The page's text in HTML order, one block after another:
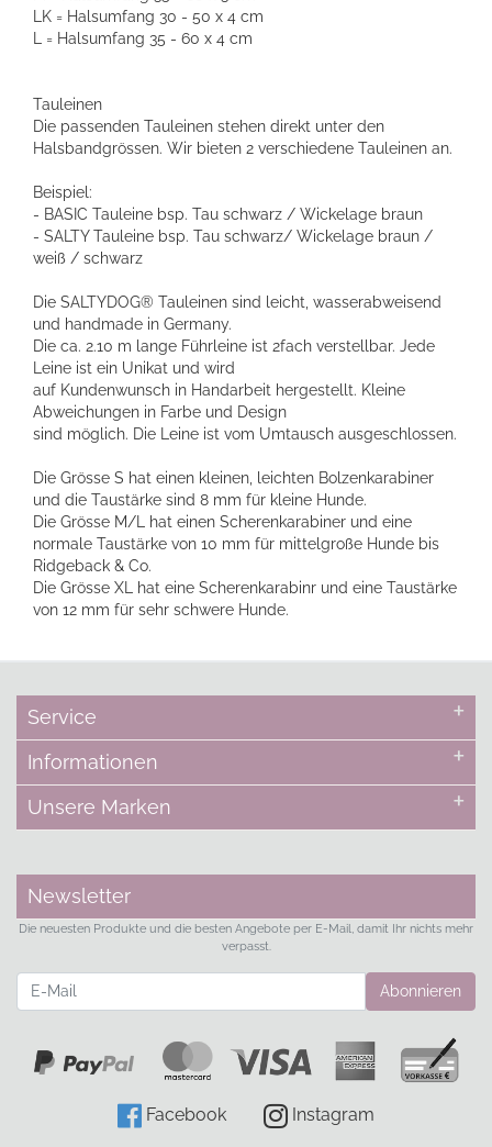
LK = Halsumfang 30 - 50 x 4 cm
L = Halsumfang 35 - 60 x 4 cm
Tauleinen
Die passenden Tauleinen stehen direkt unter den
Halsbandgrössen. Wir bieten 2 verschiedene Tauleinen an.
Beispiel:
- BASIC Tauleine bsp. Tau schwarz / Wickelage braun
- SALTY Tauleine bsp. Tau schwarz/ Wickelage braun /
weiß / schwarz
Die SALTYDOG® Tauleinen sind leicht, wasserabweisend
und handmade in Germany.
Die ca. 2.10 m lange Führleine ist 2fach verstellbar. Jede
Leine ist ein Unikat und wird
auf Kundenwunsch in Handarbeit hergestellt. Kleine
Abweichungen in Farbe und Design
sind möglich. Die Leine ist vom Umtausch ausgeschlossen.
Die Grösse S hat einen kleinen, leichten Bolzenkarabiner
und die Taustärke sind 8 mm für kleine Hunde.
Die Grösse M/L hat einen Scherenkarabiner und eine
normale Taustärke von 10 mm für mittelgroße Hunde bis
Ridgeback & Co.
Die Grösse XL hat eine Scherenkarabinr und eine Taustärke
von 12 mm für sehr schwere Hunde.
Service
Informationen
Unsere Marken
Newsletter
Die neuesten Produkte und die besten Angebote per E-Mail, damit Ihr nichts mehr
verpasst.
Abonnieren
Facebook Instagram